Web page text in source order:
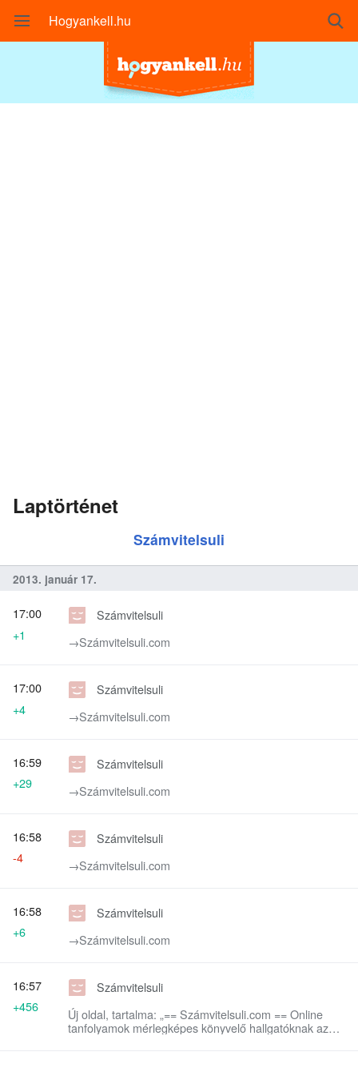
Hogyankell.hu
Laptörténet
Számvitelsuli
2013. január 17.
Számvitelsuli
→‎Számvitelsuli.com
17:00
+1
Számvitelsuli
→‎Számvitelsuli.com
17:00
+4
Számvitelsuli
→‎Számvitelsuli.com
16:59
+29
Számvitelsuli
→‎Számvitelsuli.com
16:58
-4
Számvitelsuli
→‎Számvitelsuli.com
16:58
+6
Számvitelsuli
Új oldal, tartalma: „== Számvitelsuli.com == Online
tanfolyamok mérlegképes könyvelő hallgatóknak az
16:57
+456